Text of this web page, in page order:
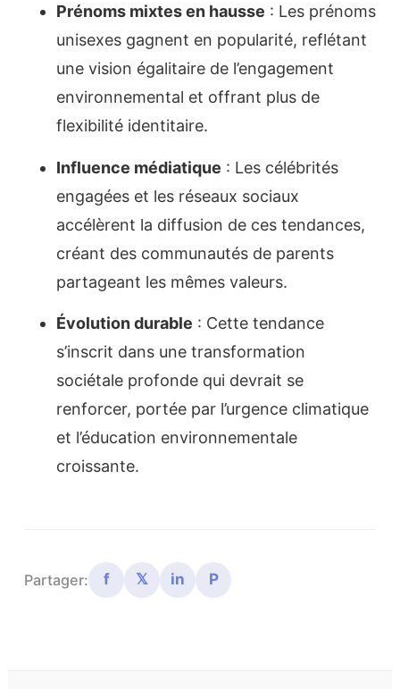
Prénoms mixtes en hausse : Les prénoms
unisexes gagnent en popularité, reflétant
une vision égalitaire de l’engagement
environnemental et offrant plus de
flexibilité identitaire.
Influence médiatique : Les célébrités
engagées et les réseaux sociaux
accélèrent la diffusion de ces tendances,
créant des communautés de parents
partageant les mêmes valeurs.
Évolution durable : Cette tendance
s’inscrit dans une transformation
sociétale profonde qui devrait se
renforcer, portée par l’urgence climatique
et l’éducation environnementale
croissante.
Partager: f 𝕏 in P